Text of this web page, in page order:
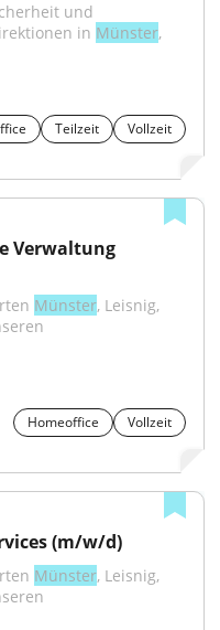
und
in Münster,
Teilzeit
Vollzeit
Verwaltung
Münster, Leisnig,
Homeoffice
Vollzeit
(m/w/d)
Münster, Leisnig,